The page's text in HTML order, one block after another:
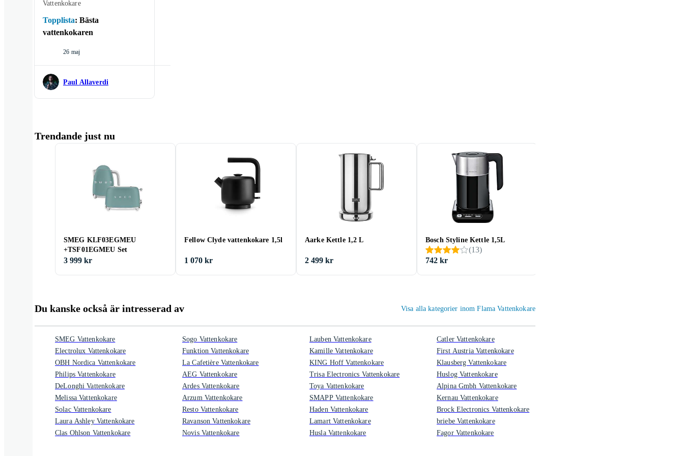
Vattenkokare
Topplista: Bästa
vattenkokaren
26 maj
Paul Allaverdi
Trendande just nu
SMEG KLF03EGMEU
+TSF01EGMEU Set
3 999 kr
Fellow Clyde vattenkokare 1,5l
1 070 kr
Aarke Kettle 1,2 L
2 499 kr
Bosch Styline Kettle 1,5L
(13)
742 kr
Du kanske också är intresserad av Visa alla kategorier inom Flama Vattenkokare
SMEG Vattenkokare
Electrolux Vattenkokare
OBH Nordica Vattenkokare
Philips Vattenkokare
DeLonghi Vattenkokare
Melissa Vattenkokare
Solac Vattenkokare
Laura Ashley Vattenkokare
Clas Ohlson Vattenkokare
Sogo Vattenkokare
Funktion Vattenkokare
La Cafetière Vattenkokare
AEG Vattenkokare
Ardes Vattenkokare
Arzum Vattenkokare
Resto Vattenkokare
Ravanson Vattenkokare
Novis Vattenkokare
Lauben Vattenkokare
Kamille Vattenkokare
KING Hoff Vattenkokare
Trisa Electronics Vattenkokare
Toya Vattenkokare
SMAPP Vattenkokare
Haden Vattenkokare
Lamart Vattenkokare
Husla Vattenkokare
Catler Vattenkokare
First Austria Vattenkokare
Klausberg Vattenkokare
Huslog Vattenkokare
Alpina Gmbh Vattenkokare
Kernau Vattenkokare
Brock Electronics Vattenkokare
briebe Vattenkokare
Fagor Vattenkokare